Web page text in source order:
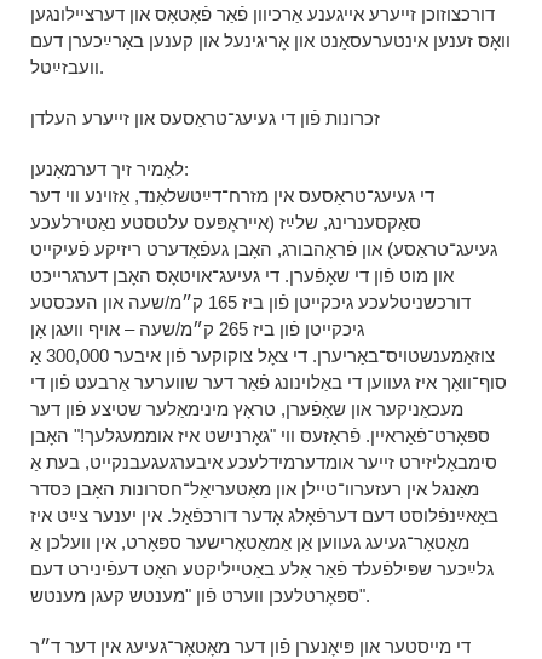
דורכצוזוכן זייערע אייגענע אַרכיוון פֿאַר פֿאָטאָס און דערציילונגען
וואָס זענען אינטערעסאַנט און אָריגינעל און קענען באַרײַכערן דעם
וועבזײַטל.
זכרונות פֿון די געיעג־טראַסעס און זייערע העלדן
לאָמיר זיך דערמאָנען:
די געיעג־טראַסעס אין מזרח־דײַטשלאַנד, אַזוינע ווי דער
סאַקסענרינג, שלײַז (אייראָפּעס עלטסטע נאַטירלעכע
געיעג־טראַסע) און פֿראָהבורג, האָבן געפֿאָדערט ריזיקע פֿעיִקייט
און מוט פֿון די שאָפֿערן. די געיעג־אויטאָס האָבן דערגרייכט
דורכשניטלעכע גיכקייטן פֿון ביז 165 ק״מ/שעה און העכסטע
גיכקייטן פֿון ביז 265 ק״מ/שעה – אויף וועגן אָן
צוזאַמענשטויס־באַריערן. די צאָל צוקוקער פֿון איבער 300,000 אַ
סוף־וואָך איז געווען די באַלוינונג פֿאַר דער שווערער אַרבעט פֿון די
מעכאַניקער און שאָפֿערן, טראָץ מינימאַלער שטיצע פֿון דער
ספּאָרט־פֿאַראיין. פֿראַזעס ווי "גאָרנישט איז אוממעגלעך!" האָבן
סימבאָליזירט זייער אומדערמידלעכע איבערגעגעבנקייט, בעת אַ
מאַנגל אין רעזערוו־טיילן און מאַטעריאַל־חסרונות האָבן כּסדר
באַאײַנפֿלוסט דעם דערפֿאָלג אָדער דורכפֿאַל. אין יענער צײַט איז
מאָטאָר־געיעג געווען אַן אַמאַטאָרישער ספּאָרט, אין וועלכן אַ
גלײַכער שפּילפֿעלד פֿאַר אַלע באַטייליקטע האָט דעפֿינירט דעם
ספּאָרטלעכן ווערט פֿון "מענטש קעגן מענטש".
די מייסטער און פּיאָנערן פֿון דער מאָטאָר־געיעג אין דער ד״ר